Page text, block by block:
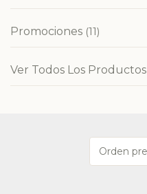
Promociones (11)
Ver Todos Los Productos